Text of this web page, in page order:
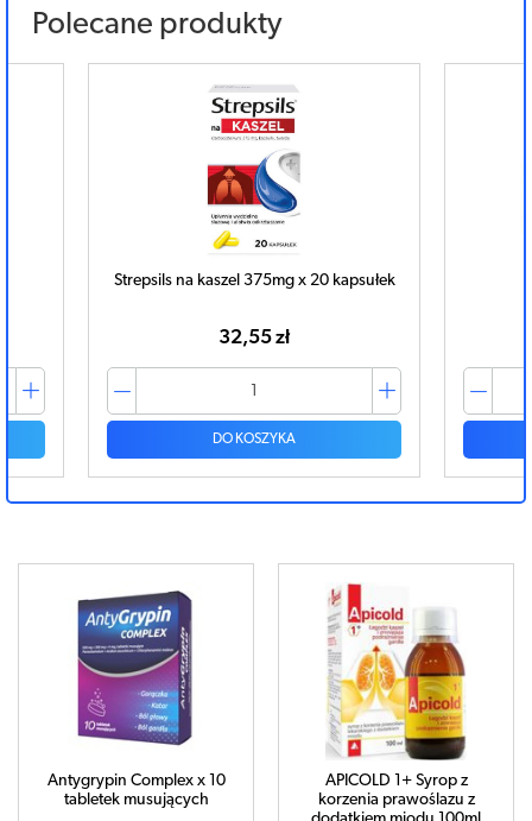
Polecane produkty
SINECOD syrop 100ml
38,80 zł
DO KOSZYKA
Antygrypin Complex x 10
tabletek musujących
APICOLD 1+ Syrop z
korzenia prawoślazu z